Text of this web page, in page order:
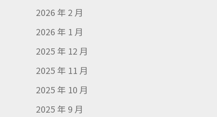
2026 年 2 月
2026 年 1 月
2025 年 12 月
2025 年 11 月
2025 年 10 月
2025 年 9 月